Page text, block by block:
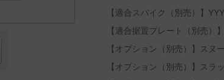
【適合スパイク（別売）】
【適合据置プレート（別売）
【オプション（別売）】スヌ
【オプション（別売）】スラ